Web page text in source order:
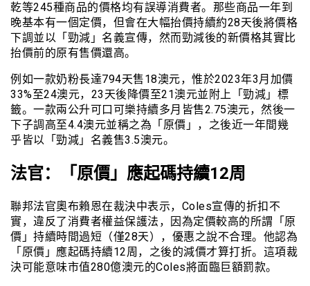
乾等245種商品的價格均有誤導消費者。那些商品一年到
晚基本有一個定價，但會在大幅抬價持續約28天後將價格
下調並以「勁減」名義宣傳，然而勁減後的新價格其實比
抬價前的原有售價還高。
例如一款奶粉長達794天售18澳元，惟於2023年3月加價
33%至24澳元，23天後降價至21澳元並附上「勁減」標
籤。一款兩公升可口可樂持續多月皆售2.75澳元，然後一
下子調高至4.4澳元並稱之為「原價」，之後近一年間幾
乎皆以「勁減」名義售3.5澳元。
法官：「原價」應起碼持續12周
聯邦法官奧布賴恩在裁決中表示，Coles宣傳的折扣不
實，違反了消費者權益保護法，因為定價較高的所謂「原
價」持續時間過短（僅28天），優惠之說不合理。他認為
「原價」應起碼持續12周，之後的減價才算打折。這項裁
決可能意味市值280億澳元的Coles將面臨巨額罰款。